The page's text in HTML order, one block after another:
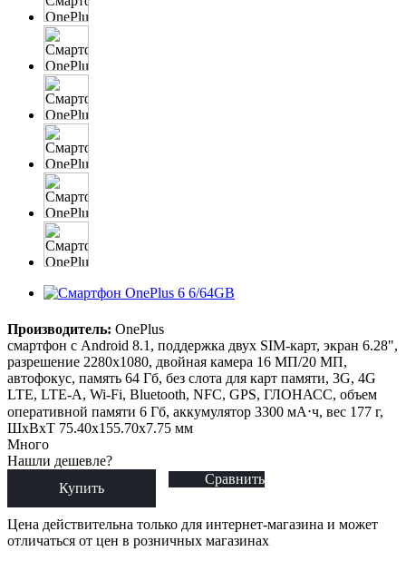
Производитель: OnePlus
смартфон с Android 8.1, поддержка двух SIM-карт, экран 6.28",
разрешение 2280x1080, двойная камера 16 МП/20 МП,
автофокус, память 64 Гб, без слота для карт памяти, 3G, 4G
LTE, LTE-A, Wi-Fi, Bluetooth, NFC, GPS, ГЛОНАСС, объем
оперативной памяти 6 Гб, аккумулятор 3300 мА⋅ч, вес 177 г,
ШxВxТ 75.40x155.70x7.75 мм
Много
Нашли дешевле?
Купить
Сравнить
Цена действительна только для интернет-магазина и может
отличаться от цен в розничных магазинах